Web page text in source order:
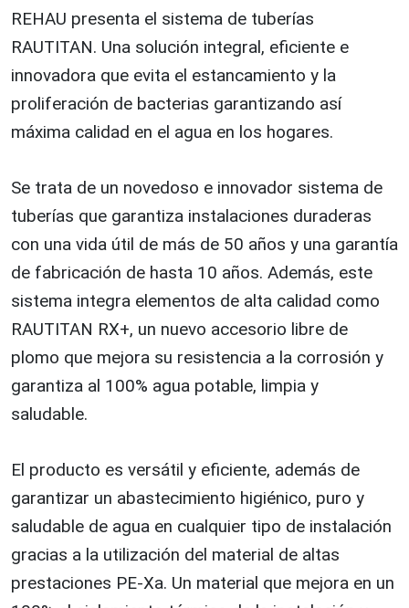
REHAU presenta el sistema de tuberías
RAUTITAN. Una solución integral, eficiente e
innovadora que evita el estancamiento y la
proliferación de bacterias garantizando así
máxima calidad en el agua en los hogares.
Se trata de un novedoso e innovador sistema de
tuberías que garantiza instalaciones duraderas
con una vida útil de más de 50 años y una garantía
de fabricación de hasta 10 años. Además, este
sistema integra elementos de alta calidad como
RAUTITAN RX+, un nuevo accesorio libre de
plomo que mejora su resistencia a la corrosión y
garantiza al 100% agua potable, limpia y
saludable.
El producto es versátil y eficiente, además de
garantizar un abastecimiento higiénico, puro y
saludable de agua en cualquier tipo de instalación
gracias a la utilización del material de altas
prestaciones PE-Xa. Un material que mejora en un